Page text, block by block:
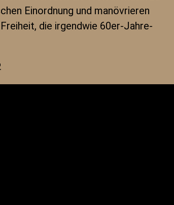
Einordnung und manövrieren
die irgendwie 60er-Jahre-